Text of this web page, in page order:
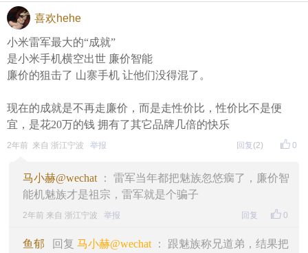
喜欢hehe
小米雷军最大的“成就”
是小米手机横空出世 廉价智能
廉价的狙击了 山寨手机 让他们没得混了。
现在的成就是不再走廉价，而是走性价比，性价比不是便
宜，是花20万的钱 拥有了其它品牌几倍的快乐
0
2年前 来自 浙江宁波 举报 回复 (2)
马小赫@wechat ： 雷军当年都把魅族忽悠瘸了，廉价智
能机魅族才是祖宗，雷军就是个骗子
0
2年前 来自 浙江宁波 举报 回复
鱼郁 回复 马小赫@wechat ： 跟魅族称兄道弟，结果把